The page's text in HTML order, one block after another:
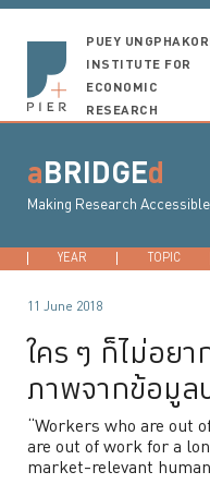
PUEY
INSTITUTE FOR
ECONOMIC
RESEARCH
aBRIDGEd
Making Research Accessible
YEAR 2026 2025
TOPIC
11 June 2018
ใคร ๆ ก็ไม่อยา
ภาพจากข้อมูล
“Workers who are out
are out of work for a
market-relevant